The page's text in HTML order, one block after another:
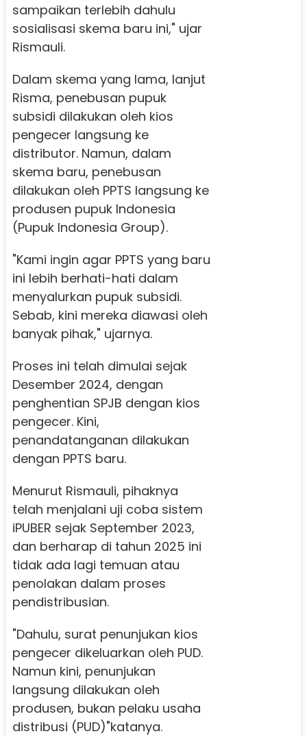
sampaikan terlebih dahulu
sosialisasi skema baru ini," ujar
Rismauli.
Dalam skema yang lama, lanjut
Risma, penebusan pupuk
subsidi dilakukan oleh kios
pengecer langsung ke
distributor. Namun, dalam
skema baru, penebusan
dilakukan oleh PPTS langsung ke
produsen pupuk Indonesia
(Pupuk Indonesia Group).
"Kami ingin agar PPTS yang baru
ini lebih berhati-hati dalam
menyalurkan pupuk subsidi.
Sebab, kini mereka diawasi oleh
banyak pihak," ujarnya.
Proses ini telah dimulai sejak
Desember 2024, dengan
penghentian SPJB dengan kios
pengecer. Kini,
penandatanganan dilakukan
dengan PPTS baru.
Menurut Rismauli, pihaknya
telah menjalani uji coba sistem
iPUBER sejak September 2023,
dan berharap di tahun 2025 ini
tidak ada lagi temuan atau
penolakan dalam proses
pendistribusian.
"Dahulu, surat penunjukan kios
pengecer dikeluarkan oleh PUD.
Namun kini, penunjukan
langsung dilakukan oleh
produsen, bukan pelaku usaha
distribusi (PUD)"katanya.